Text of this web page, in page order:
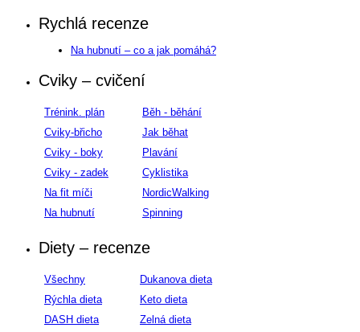
Rychlá recenze
Na hubnutí – co a jak pomáhá?
Cviky – cvičení
Trénink. plán
Běh - běhání
Cviky-břicho
Jak běhat
Cviky - boky
Plavání
Cviky - zadek
Cyklistika
Na fit míči
NordicWalking
Na hubnutí
Spinning
Diety – recenze
Všechny
Dukanova dieta
Rýchla dieta
Keto dieta
DASH dieta
Zelná dieta